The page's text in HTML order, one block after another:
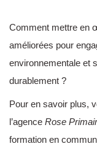
Comment mettre en
améliorées pour
environnementale et
durablement ?
Pour en savoir plus,
l’agence Rose
formation en